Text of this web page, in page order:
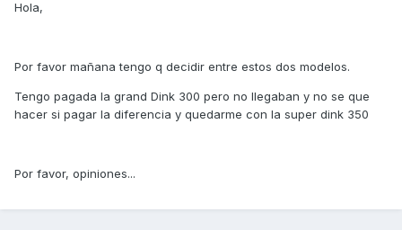
Hola,
Por favor mañana tengo q decidir entre estos dos modelos.
Tengo pagada la grand Dink 300 pero no llegaban y no se que
hacer si pagar la diferencia y quedarme con la super dink 350
Por favor, opiniones...